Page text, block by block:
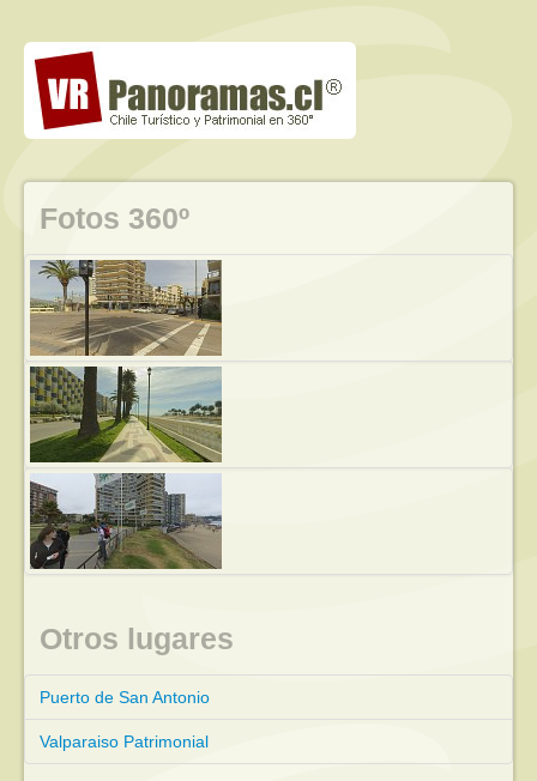
Fotos 360º
Otros lugares
Puerto de San Antonio
Valparaiso Patrimonial